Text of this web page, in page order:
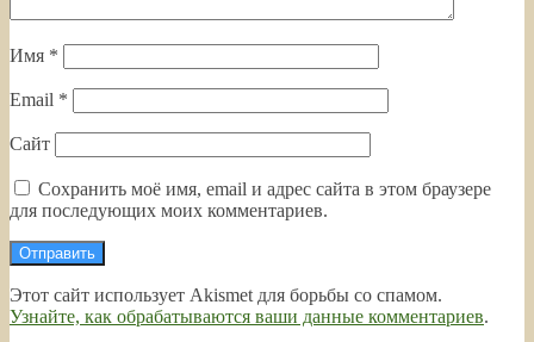
Имя *
Email *
Сайт
Сохранить моё имя, email и адрес сайта в этом браузере
для последующих моих комментариев.
Этот сайт использует Akismet для борьбы со спамом.
Узнайте, как обрабатываются ваши данные комментариев.